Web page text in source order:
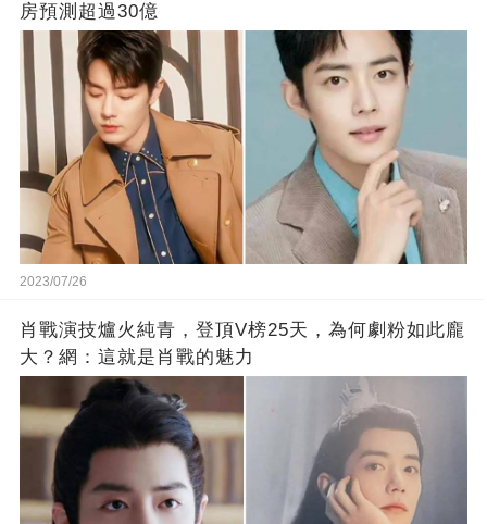
房預測超過30億
2023/07/26
肖戰演技爐火純青，登頂V榜25天，為何劇粉如此龐
大？網：這就是肖戰的魅力